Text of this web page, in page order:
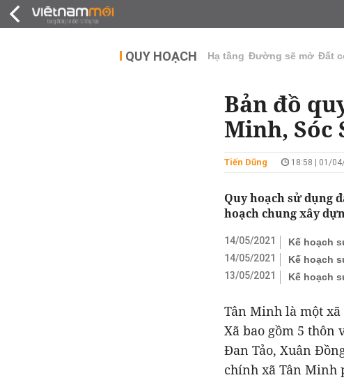
QUY HOẠCH Hạ tầng Đường sẽ mở Đất
Bản đồ
Minh, Sóc
Tiến Dũng 18:58 | 01/
Quy hoạch sử dụng
hoạch chung xây
14/05/2021
Kế hoạch
14/05/2021
Kế hoạch
13/05/2021
Kế hoạch
Tân Minh là một xã
Xã bao gồm 5 thôn
Đan Tảo, Xuân
chính xã Tân Minh